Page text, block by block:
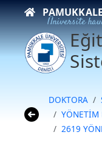
Üniversite
DOKTORA
YÖNETİM
2619